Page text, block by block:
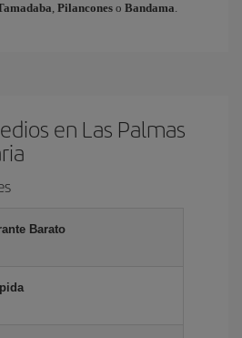
, Pilancones o Bandama.
en Las Palmas
Barato